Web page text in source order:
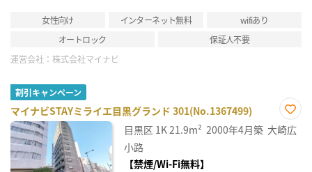
女性向け インターネット無料
wifiあり
オートロック
保証人不要
運営会社： 株式会社マイナビ
割引キャンペーン
マイナビSTAYミライエ目黒グランド 301(No.1367499)
お気
に入
目黒区 1K21.9m² 2000年4月築 大崎広
小路
【禁煙/Wi-Fi無料】